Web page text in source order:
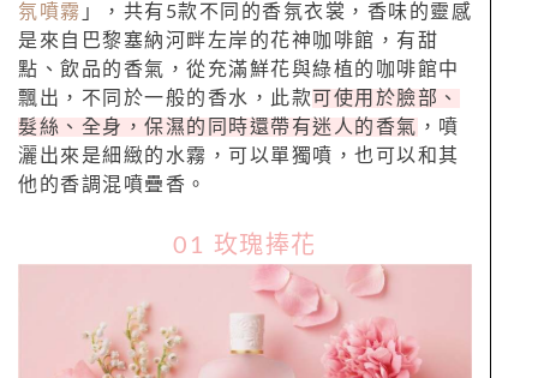
氛噴霧 」，共有5款不同的香氛衣裳，香味的靈感
是來自巴黎塞納河畔左岸的花神咖啡館，有甜
點、飲品的香氣，從充滿鮮花與綠植的咖啡館中
飄出，不同於一般的香水，此款 可使用於臉部、
髮絲、 全身，保濕的同時還帶有迷人的香氣 ，噴
灑出來是細緻的水霧，可以單獨噴，也可以和其
他的香調混噴疊香。
01 玫瑰捧花